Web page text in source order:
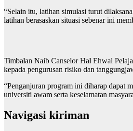
“Selain itu, latihan simulasi turut
latihan berasaskan situasi sebenar ini
Timbalan Naib Canselor Hal Ehwal
kepada pengurusan risiko dan
“Penganjuran program ini diharap dapat
universiti awam serta keselamatan
Navigasi kiriman